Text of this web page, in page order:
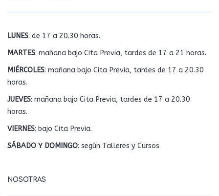
LUNES: de 17 a 20.30 horas.
MARTES: mañana bajo Cita Previa, tardes de 17 a 21 horas.
MIÉRCOLES: mañana bajo Cita Previa, tardes de 17 a 20.30
horas.
JUEVES: mañana bajo Cita Previa, tardes de 17 a 20.30
horas.
VIERNES: bajo Cita Previa.
SÁBADO Y DOMINGO: según Talleres y Cursos.
NOSOTRAS